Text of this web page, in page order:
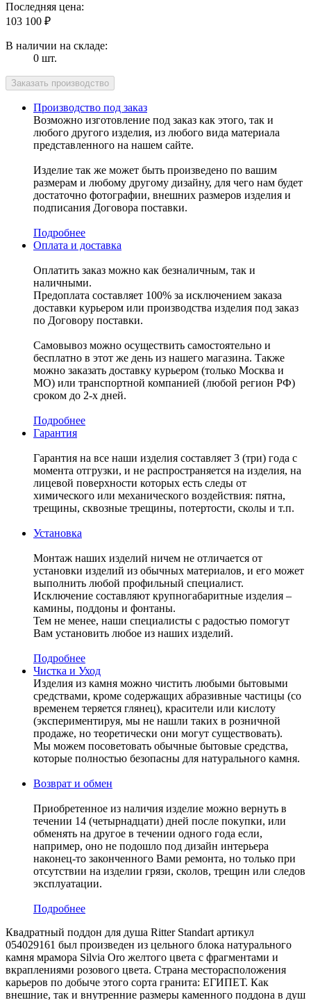
Последняя цена:
103 100 ₽
В наличии на складе:
0 шт.
Производство под заказ
Возможно изготовление под заказ как этого, так и
любого другого изделия, из любого вида материала
представленного на нашем сайте.
Изделие так же может быть произведено по вашим
размерам и любому другому дизайну, для чего нам будет
достаточно фотографии, внешних размеров изделия и
подписания Договора поставки.
Подробнее
Оплата и доставка
Оплатить заказ можно как безналичным, так и
наличными.
Предоплата составляет 100% за исключением заказа
доставки курьером или производства изделия под заказ
по Договору поставки.
Самовывоз можно осуществить самостоятельно и
бесплатно в этот же день из нашего магазина. Также
можно заказать доставку курьером (только Москва и
МО) или транспортной компанией (любой регион РФ)
сроком до 2-х дней.
Подробнее
Гарантия
Гарантия на все наши изделия составляет 3 (три) года с
момента отгрузки, и не распространяется на изделия, на
лицевой поверхности которых есть следы от
химического или механического воздействия: пятна,
трещины, сквозные трещины, потертости, сколы и т.п.
Установка
Монтаж наших изделий ничем не отличается от
установки изделий из обычных материалов, и его может
выполнить любой профильный специалист.
Исключение составляют крупногабаритные изделия –
камины, поддоны и фонтаны.
Тем не менее, наши специалисты с радостью помогут
Вам установить любое из наших изделий.
Подробнее
Чистка и Уход
Изделия из камня можно чистить любыми бытовыми
средствами, кроме содержащих абразивные частицы (со
временем теряется глянец), красители или кислоту
(экспериментируя, мы не нашли таких в розничной
продаже, но теоретически они могут существовать).
Мы можем посоветовать обычные бытовые средства,
которые полностью безопасны для натурального камня.
Возврат и обмен
Приобретенное из наличия изделие можно вернуть в
течении 14 (четырнадцати) дней после покупки, или
обменять на другое в течении одного года если,
например, оно не подошло под дизайн интерьера
наконец-то законченного Вами ремонта, но только при
отсутствии на изделии грязи, сколов, трещин или следов
эксплуатации.
Подробнее
Квадратный поддон для душа Ritter Standart артикул
054029161 был произведен из цельного блока натурального
камня мрамора Silvia Oro желтого цвета с фрагментами и
вкраплениями розового цвета. Страна месторасположения
карьеров по добыче этого сорта гранита: ЕГИПЕТ. Как
внешние, так и внутренние размеры каменного поддона в душ